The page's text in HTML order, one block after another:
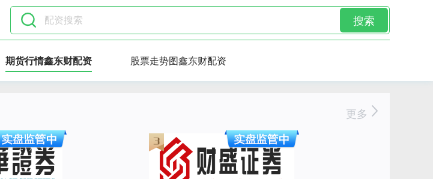
搜索
期货行情鑫东财配资 股票走势图鑫东财配资
更多